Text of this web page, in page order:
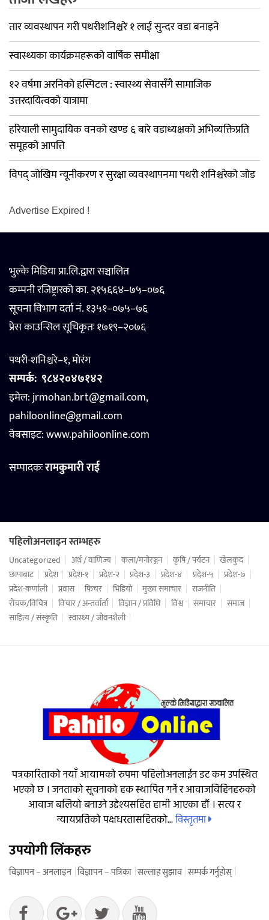
तार व्यवस्थापन गरी पथरीशनिश्चरे १ लाई सुन्दर वडा बनाइने
स्वास्थ्यका कार्यक्रमहरूको वार्षिक समीक्षा
१२ वर्षमा अरनिको हस्पिटल : स्वास्थ्य सेवासँगै सामाजिक
उत्तरदायित्वको यात्रामा
हरियाली सामुदायिक वनको खण्ड ६ बारे वडाध्यक्षको अभिव्यक्तिप्रति
समूहको आपत्ति
विपद् जोखिम न्यूनीकरण र सुरक्षा व्यवस्थापनमा पथरी शनिश्चरेको जोड
Advertise Expired !
भुल्के मिडिया प्रा.लि.द्वारा सञ्चालित
कम्पनी रजिष्ट्रारको का. २१५६६४–७५–०७६
सूचना विभाग दर्ता नं. १३५१–०७५–७६
प्रेस काउन्सिल सूचिकृतः १७१९–२०७६
पथरी-शनिश्चरे–१, मोरंग
सम्पर्क: ९८४२०४७१४२
इमेल: jrmohan.brt@gmail.com,
pahiloonline@gmail.com
वेबसाइट:www.pahiloonline.com
सम्पादकःरामकुमारी राई
पहिलोअनलाइन स्तम्भहरु
Uncategorized अर्थ / वाणिज्य कला/मनोरञ्जन कृषि / पर्यटन
खेलकुद
छापाबाट
प्रदेश प्रदेश-१ प्रदेश-२ प्रदेश-३ प्रदेश-४ प्रदेश-५
प्रदेश-७
प्रदेश-कर्णाली
प्रवास फिचर भिडियो मुख्य समाचार
राजनीति
रोचक/विचित्र
विचार / अन्तर्वार्ता विज्ञान / प्रविधि विश्व समाचार
समाज
साहित्य / संस्कृति
स्वास्थ्य / जीवनशैली
पत्रकारिताको नयाँ आयामको रुपमा पहिलोअनलाईन डट कम उपस्थित
भएको छ । जनताको सूचनाको हक स्थापित गर्ने र आवाजविहिनहरुको
आवाज बलियो बनाउने उद्देश्यसहित हामी आएका हौं । सत्य र
न्यायप्रतिको पक्षधरतासहितको...विस्तृतमा
उपयोगी लिंकहरु
विज्ञापन – अनलाइन विज्ञापन – पत्रिका सल्लाह सुझाव सम्पर्क गर्नुहोस्